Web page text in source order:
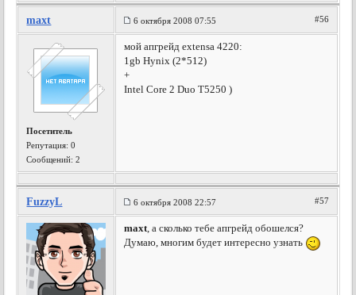
maxt 6 октября 2008 07:55 #56
Посетитель
Репутация:0
Сообщений: 2
мой апгрейд extensa 4220:
1gb Hynix (2*512)
+
Intel Core 2 Duo T5250 )
FuzzyL 6 октября 2008 22:57 #57
maxt, а сколько тебе апгрейд обошелся?
Думаю, многим будет интересно узнать